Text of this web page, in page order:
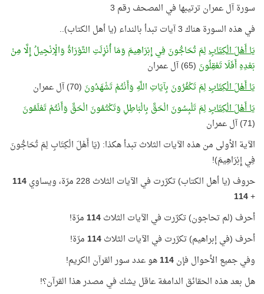
سورة آل عمران ترتيبها في المصحف رقم 3
في هذه السورة هناك 3 آيات تبدأ بالنداء (يا أهل الكتاب)..
يَا أَهْلَ الْكِتَابِلِمَ تُحَاجُّونَ فِي إِبْرَاهِيمَ وَمَا أُنْزِلَتِ التَّوْرَاةُ وَالْإِنْجِيلُ إِلَّا مِنْ
بَعْدِهِ أَفَلَا تَعْقِلُونَ (65) آل عمران
يَا أَهْلَ الْكِتَابِلِمَ تَكْفُرُونَ بِآيَاتِ اللَّهِ وَأَنْتُمْ تَشْهَدُونَ (70) آل عمران
يَا أَهْلَ الْكِتَابِلِمَ تَلْبِسُونَ الْحَقَّ بِالْبَاطِلِ وَتَكْتُمُونَ الْحَقَّ وَأَنْتُمْ تَعْلَمُونَ
(71) آل عمران
الآية الأولى من هذه الآيات الثلاث تبدأ هكذا: (يَا أَهْلَ الْكِتَابِ لِمَ تُحَاجُّونَ
فِي إِبْرَاهِيمَ)!
حروف (يا أهل الكتاب) تكرّرت في الآيات الثلاث 228 مرّة، ويساوي
114
+
114
أحرف (لم تحاجون) تكرّرت في الآيات الثلاث114مرّة!
أحرف (في إبراهيم) تكرّرت في الآيات الثلاث114مرّة!
وفي جميع الأحوال فإن114هو عدد سور القرآن الكريم!
هل بعد هذه الحقائق الدامغة عاقل يشك في مصدر هذا القرآن؟!